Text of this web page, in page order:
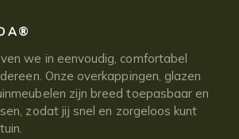
we in eenvoudig, comfortabel
Onze overkappingen, glazen
zijn breed toepasbaar en
zodat jij snel en zorgeloos kunt